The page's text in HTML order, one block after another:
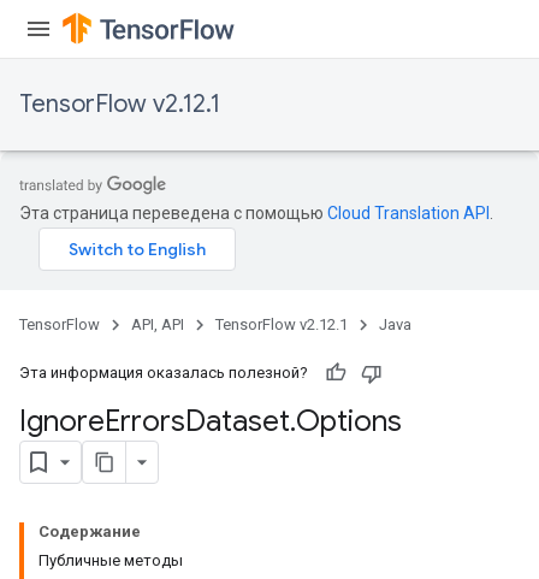
TensorFlow v2.12.1
Эта страница переведена с помощью Cloud Translation API
TensorFlow API, API TensorFlow v2.12.1 Java
Эта информация оказалась полезной?
IgnoreErrorsDataset.Options
Содержание
Публичные методы